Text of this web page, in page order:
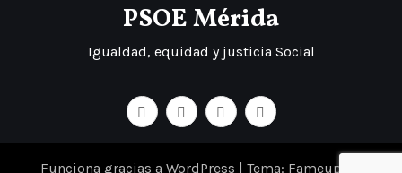
PSOE Mérida
Igualdad, equidad y justicia Social
Funciona gracias a WordPress | Tema: Fameup de